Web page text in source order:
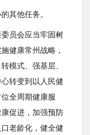
其他任务。
委员会应当牢固树
健康常州战略，
模式、强基层、
转变到以人民健
全周期健康服
促进，加强预防
老龄化，健全健